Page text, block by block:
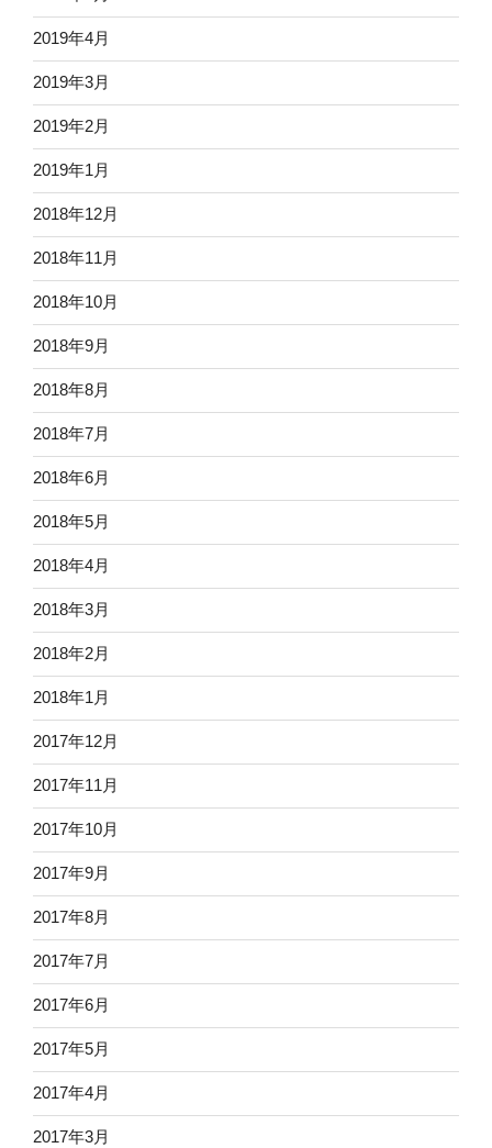
2019年4月
2019年3月
2019年2月
2019年1月
2018年12月
2018年11月
2018年10月
2018年9月
2018年8月
2018年7月
2018年6月
2018年5月
2018年4月
2018年3月
2018年2月
2018年1月
2017年12月
2017年11月
2017年10月
2017年9月
2017年8月
2017年7月
2017年6月
2017年5月
2017年4月
2017年3月